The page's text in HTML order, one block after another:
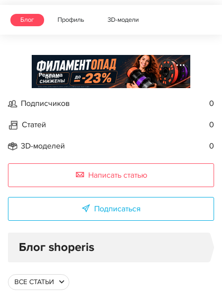
Блог Профиль 3D-модели
Реклама
Подписчиков 0
Статей 0
3D-моделей 0
Написать статью
Подписаться
Блог shoperis
ВСЕ СТАТЬИ